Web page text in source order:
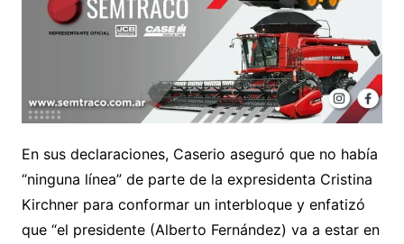
En sus declaraciones, Caserio aseguró que no había
“ninguna línea” de parte de la expresidenta Cristina
Kirchner para conformar un interbloque y enfatizó
que “el presidente (Alberto Fernández) va a estar en